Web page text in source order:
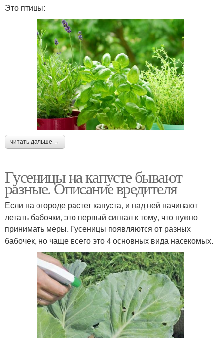
Это птицы:
читать дальше →
Гусеницы на капусте бывают
разные. Описание вредителя
Если на огороде растет капуста, и над ней начинают
летать бабочки, это первый сигнал к тому, что нужно
принимать меры. Гусеницы появляются от разных
бабочек, но чаще всего это 4 основных вида насекомых.